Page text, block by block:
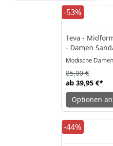
-53%
Teva -
- Damen
Modische
ab 39,95 €*
85,00 €
Optionen
-44%